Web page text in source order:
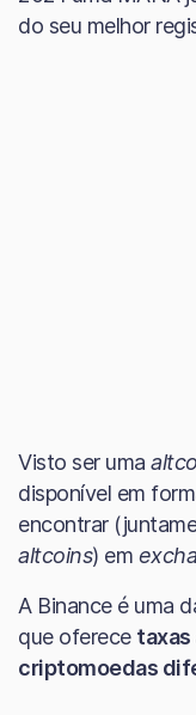
do seu melhor
Visto ser uma
disponível em
encontrar
altcoins) em
A Binance é uma
que oferece
criptomoedas